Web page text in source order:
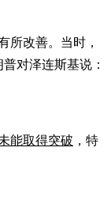
所改善。当时，
普对泽连斯基说：
能取得突破 ，特